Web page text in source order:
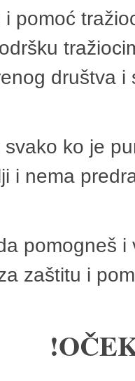
pomoć
društva
ko je
i nema
pomogneš
zaštitu i